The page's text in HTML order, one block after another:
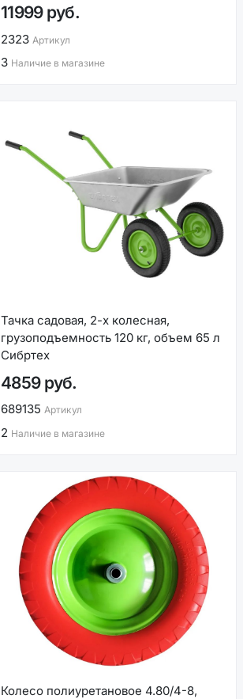
11999 руб.
2323 Артикул
3 Наличие в магазине
Тачка садовая, 2-х колесная,
грузоподъемность 120 кг, объем 65 л
Сибртех
4859 руб.
689135 Артикул
2 Наличие в магазине
Колесо полиуретановое 4.80/4-8,